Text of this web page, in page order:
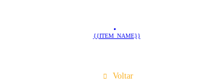
{{ITEM_NAME}}
Voltar